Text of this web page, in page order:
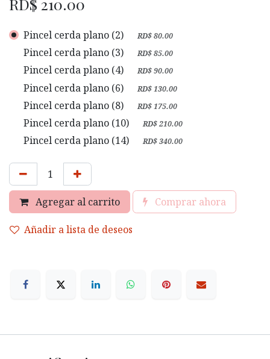
Pincel cerda plano (2) RD$80.00
Pincel cerda plano (3) RD$85.00
Pincel cerda plano (4) RD$90.00
Pincel cerda plano (6) RD$130.00
Pincel cerda plano (8) RD$175.00
Pincel cerda plano (10) RD$210.00
Pincel cerda plano (14) RD$340.00
Agregar al carrito Comprar ahora
Añadir a lista de deseos